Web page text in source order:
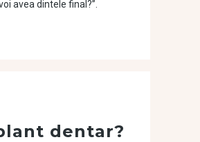
avea dintele final?”.
dentar?